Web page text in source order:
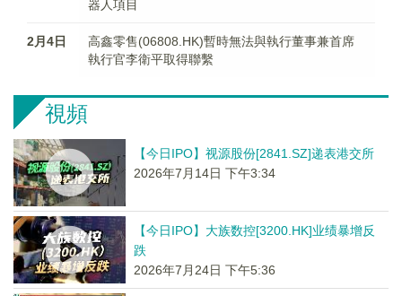
器人項目
2月4日
高鑫零售(06808.HK)暫時無法與執行董事兼首席
執行官李衛平取得聯繫
視頻
【今日IPO】视源股份[2841.SZ]递表港交所
2026年7月14日 下午3:34
【今日IPO】大族数控[3200.HK]业绩暴增反
跌
2026年7月24日 下午5:36